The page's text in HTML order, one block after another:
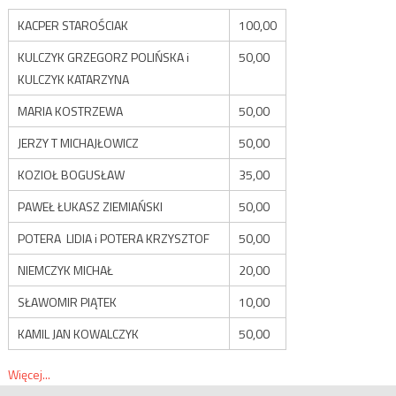
KACPER STAROŚCIAK
100,00
KULCZYK GRZEGORZ POLIŃSKA i
KULCZYK KATARZYNA
50,00
MARIA KOSTRZEWA
50,00
JERZY T MICHAJŁOWICZ
50,00
KOZIOŁ BOGUSŁAW
35,00
PAWEŁ ŁUKASZ ZIEMIAŃSKI
50,00
POTERA LIDIA i POTERA KRZYSZTOF
50,00
NIEMCZYK MICHAŁ
20,00
SŁAWOMIR PIĄTEK
10,00
KAMIL JAN KOWALCZYK
50,00
Więcej...